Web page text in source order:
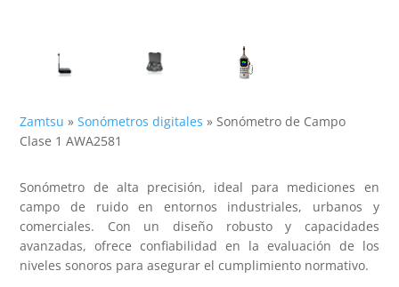
Zamtsu »Sonómetros digitales » Sonómetro de Campo
Clase 1 AWA2581
Sonómetro de alta precisión, ideal para mediciones en
campo de ruido en entornos industriales, urbanos y
comerciales. Con un diseño robusto y capacidades
avanzadas, ofrece confiabilidad en la evaluación de los
niveles sonoros para asegurar el cumplimiento normativo.